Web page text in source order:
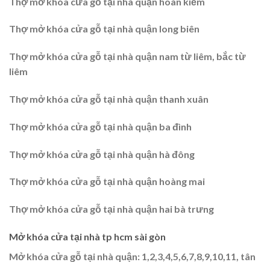
Thợ mở khóa cửa gỗ tại nhà quận long biên
Thợ mở khóa cửa gỗ tại nhà quận nam từ liêm, bắc từ
liêm
Thợ mở khóa cửa gỗ tại nhà quận thanh xuân
Thợ mở khóa cửa gỗ tại nhà quận ba đình
Thợ mở khóa cửa gỗ tại nhà quận hà đông
Thợ mở khóa cửa gỗ tại nhà quận hoàng mai
Thợ mở khóa cửa gỗ tại nhà quận hai bà trưng
Mở khóa cửa tại nhà tp hcm sài gòn
Mở khóa cửa gỗ tại nhà quận: 1,2,3,4,5,6,7,8,9,10,11, tân